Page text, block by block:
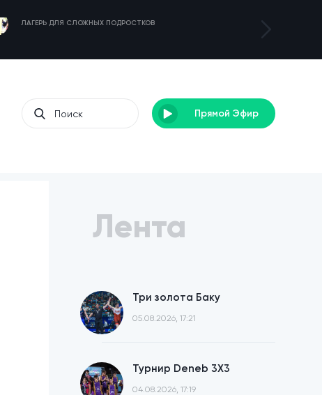
ЛАГЕРЬ ДЛЯ СЛОЖНЫХ ПОДРОСТКОВ ЗОЛОТОЙ
Прямой Эфир
Лента
Три золота Баку
05.08.2026, 17:21
Турнир Deneb 3X3
04.08.2026, 17:19